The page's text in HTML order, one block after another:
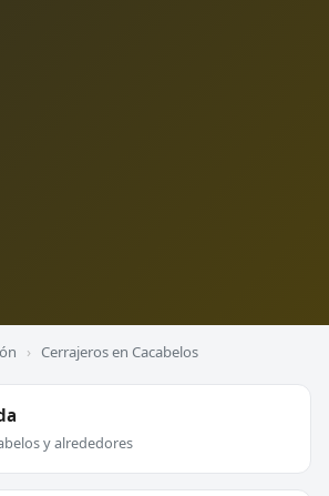
› Cerrajeros en Cacabelos
y alrededores